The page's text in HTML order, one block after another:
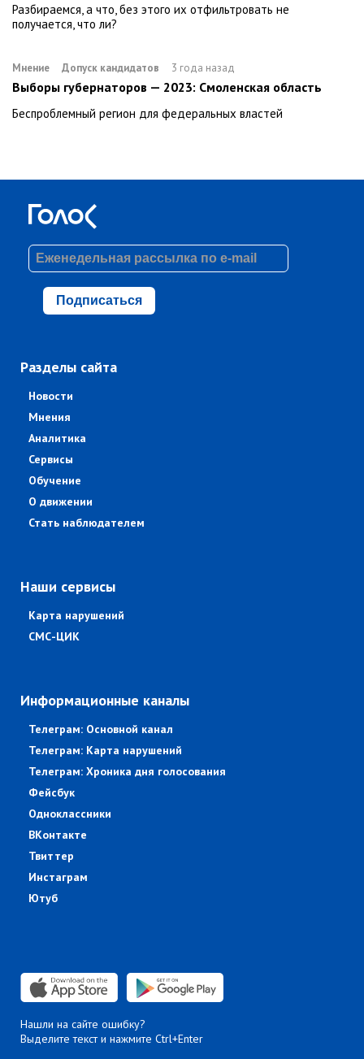
Разбираемся, а что, без этого их отфильтровать не
получается, что ли?
Мнение Допуск кандидатов 3 года назад
Выборы губернаторов — 2023: Смоленская область
Беспроблемный регион для федеральных властей
Подписаться
Разделы сайта
Новости
Мнения
Аналитика
Сервисы
Обучение
О движении
Стать наблюдателем
Наши сервисы
Карта нарушений
СМС-ЦИК
Информационные каналы
Телеграм: Основной канал
Телеграм: Карта нарушений
Телеграм: Хроника дня голосования
Фейсбук
Одноклассники
ВКонтакте
Твиттер
Инстаграм
Ютуб
Нашли на сайте ошибку?
Выделите текст и нажмите Ctrl+Enter